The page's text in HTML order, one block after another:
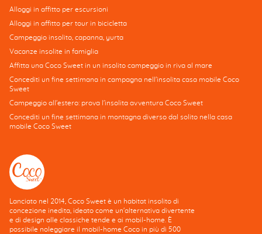
Alloggi in affitto per escursioni
Alloggi in affitto per tour in bicicletta
Campeggio insolito, capanna, yurta
Vacanze insolite in famiglia
Affitta una Coco Sweet in un insolito campeggio in riva al mare
Concediti un fine settimana in campagna nell'insolita casa mobile Coco
Sweet
Campeggio all'estero: prova l'insolita avventura Coco Sweet
Concediti un fine settimana in montagna diverso dal solito nella casa
mobile Coco Sweet
Lanciato nel 2014, Coco Sweet è un habitat insolito di
concezione inedita, ideato come un'alternativa divertente
e di design alle classiche tende e ai mobil-home. È
possibile noleggiare il mobil-home Coco in più di 500